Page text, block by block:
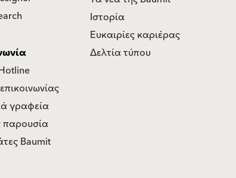
Ιστορία
Ευκαιρίες καριέρας
Δελτία τύπου
γραφεία
παρουσία
Baumit